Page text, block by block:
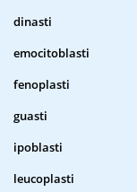
dinasti
emocitoblasti
fenoplasti
guasti
ipoblasti
leucoplasti